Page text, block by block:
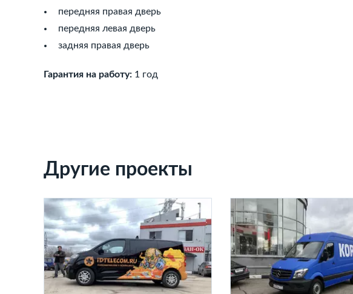
передняя правая дверь
передняя левая дверь
задняя правая дверь
Гарантия на работу: 1 год
Другие проекты